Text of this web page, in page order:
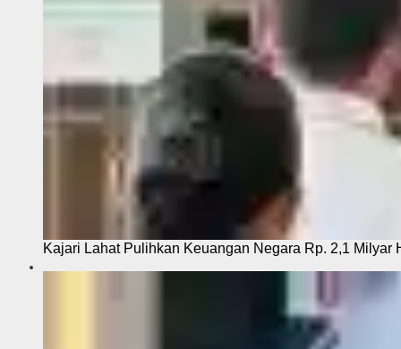
Kajari Lahat Pulihkan Keuangan Negara Rp. 2,1 Milyar